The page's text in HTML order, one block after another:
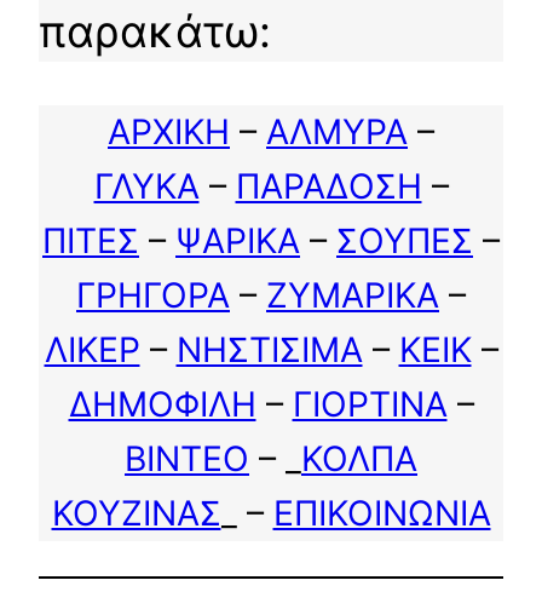
παρακάτω:
ΑΡΧΙΚΗ – ΑΛΜΥΡΑ –
ΓΛΥΚΑ– ΠΑΡΑΔΟΣΗ –
ΠΙΤΕΣ – ΨΑΡΙΚΑ – ΣΟΥΠΕΣ –
ΓΡΗΓΟΡΑ – ΖΥΜΑΡΙΚΑ –
ΛΙΚΕΡ – ΝΗΣΤΙΣΙΜΑ– ΚΕΙΚ–
ΔΗΜΟΦΙΛΗ – ΓΙΟΡΤΙΝΑ–
ΒΙΝΤΕΟ – _ ΚΟΛΠΑ
ΚΟΥΖΙΝΑΣ _ – ΕΠΙΚΟΙΝΩΝΙΑ